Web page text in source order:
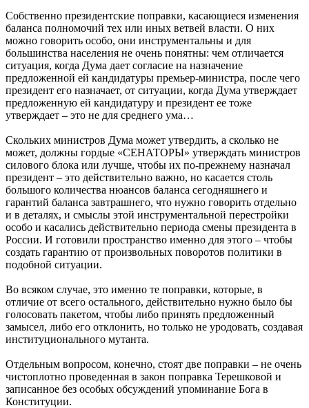
Собственно президентские поправки, касающиеся изменения
баланса полномочий тех или иных ветвей власти. О них
можно говорить особо, они инструментальны и для
большинства населения не очень понятны: чем отличается
ситуация, когда Дума дает согласие на назначение
предложенной ей кандидатуры премьер-министра, после чего
президент его назначает, от ситуации, когда Дума утверждает
предложенную ей кандидатуру и президент ее тоже
утверждает – это не для среднего ума…
Скольких министров Дума может утвердить, а сколько не
может, должны гордые «СЕНАТОРЫ» утверждать министров
силового блока или лучше, чтобы их по-прежнему назначал
президент – это действительно важно, но касается столь
большого количества нюансов баланса сегодняшнего и
гарантий баланса завтрашнего, что нужно говорить отдельно
и в деталях, и смыслы этой инструментальной перестройки
особо и касались действительно периода смены президента в
России. И готовили пространство именно для этого – чтобы
создать гарантию от произвольных поворотов политики в
подобной ситуации.
Во всяком случае, это именно те поправки, которые, в
отличие от всего остального, действительно нужно было бы
голосовать пакетом, чтобы либо принять предложенный
замысел, либо его отклонить, но только не уродовать, создавая
институционального мутанта.
Отдельным вопросом, конечно, стоят две поправки – не очень
чистоплотно проведенная в закон поправка Терешковой и
записанное без особых обсуждений упоминание Бога в
Конституции.